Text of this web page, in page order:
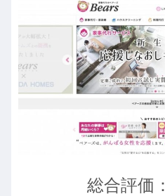
総合評価：